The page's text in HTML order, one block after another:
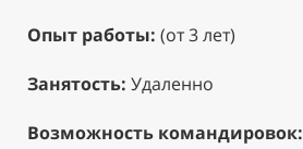
Опыт работы: (от 3 лет)
Занятость: Удаленно
Возможность командировок: